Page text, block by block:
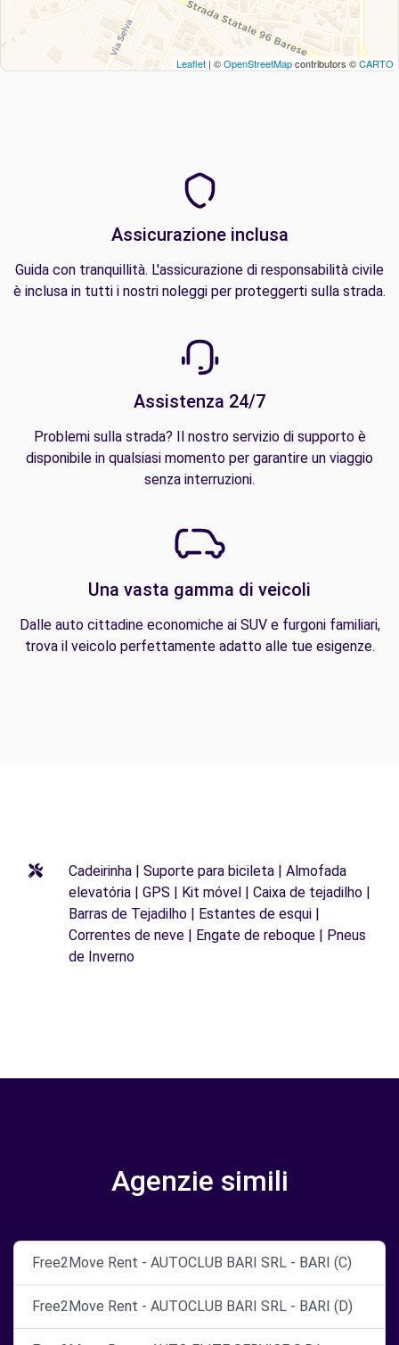
Leaflet | ©OpenStreetMapcontributors ©CARTO
Assicurazione inclusa
Guida con tranquillità. L'assicurazione di responsabilità civile
è inclusa in tutti i nostri noleggi per proteggerti sulla strada.
Assistenza 24/7
Problemi sulla strada? Il nostro servizio di supporto è
disponibile in qualsiasi momento per garantire un viaggio
senza interruzioni.
Una vasta gamma di veicoli
Dalle auto cittadine economiche ai SUV e furgoni familiari,
trova il veicolo perfettamente adatto alle tue esigenze.
Cadeirinha | Suporte para bicileta | Almofada
elevatória | GPS | Kit móvel | Caixa de tejadilho |
Barras de Tejadilho | Estantes de esqui |
Correntes de neve | Engate de reboque | Pneus
de Inverno
Agenzie simili
Free2Move Rent - AUTOCLUB BARI SRL - BARI (C)
Free2Move Rent - AUTOCLUB BARI SRL - BARI (D)